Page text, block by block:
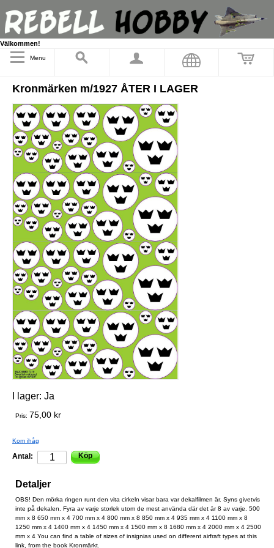
Välkommen!
Menu
Kronmärken m/1927 ÅTER I LAGER
I lager: Ja
Pris: 75,00 kr
Kom ihåg
Antal: Köp
Detaljer
OBS! Den mörka ringen runt den vita cirkeln visar bara var dekalfilmen är. Syns givetvis
inte på dekalen. Fyra av varje storlek utom de mest använda där det är 8 av varje. 500
mm x 8 650 mm x 4 700 mm x 4 800 mm x 8 850 mm x 4 935 mm x 4 1100 mm x 8
1250 mm x 4 1400 mm x 4 1450 mm x 4 1500 mm x 8 1680 mm x 4 2000 mm x 4 2500
mm x 4 You can find a table of sizes of insignias used on different airfraft types at this
link, from the book Kronmärkt.